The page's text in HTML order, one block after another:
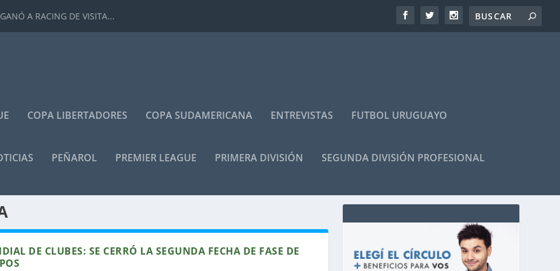
A RACING DE VISITA...
COPA LIBERTADORES COPA SUDAMERICANA ENTREVISTAS FUTBOL URUGUAYO
PEÑAROL PREMIER LEAGUE PRIMERA DIVISIÓN SEGUNDA DIVISIÓN PROFESIONAL
DE CLUBES: SE CERRÓ LA SEGUNDA FECHA DE FASE DE